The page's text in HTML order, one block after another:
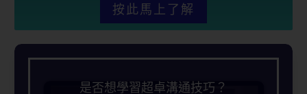
按此馬上了解
是否想學習超卓溝通技巧？